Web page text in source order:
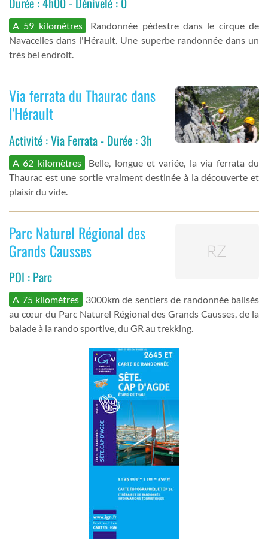
A 59 kilomètres
Randonnée pédestre dans le cirque de
Navacelles dans l'Hérault. Une superbe randonnée dans un
très bel endroit.
Via ferrata du Thaurac dans
l'Hérault
Activité : Via Ferrata - Durée : 3h
A 62 kilomètres
Belle, longue et variée, la via ferrata du
Thaurac est une sortie vraiment destinée à la découverte et
plaisir du vide.
Parc Naturel Régional des
Grands Causses
POI : Parc
A 75 kilomètres
3000km de sentiers de randonnée balisés
au cœur du Parc Naturel Régional des Grands Causses, de la
balade à la rando sportive, du GR au trekking.